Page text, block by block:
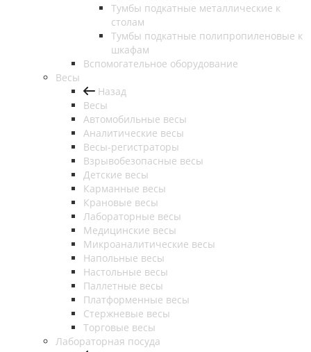
Тумбы подкатные металлические к
столам
Тумбы подкатные полипропиленовые к
шкафам
Вспомогательное оборудование
Весы
Назад
Весы
Автомобильные весы
Аналитические весы
Весы-регистраторы
Взрывобезопасные весы
Детские весы
Карманные весы
Крановые весы
Лабораторные весы
Медицинские весы
Микроаналитические весы
Напольные весы
Настольные весы
Паллетные весы
Платформенные весы
Стержневые весы
Торговые весы
Лабораторная посуда